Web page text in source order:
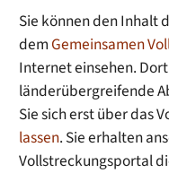
Sie können den Inhalt
dem Gemeinsamen
Internet einsehen.
länderübergreifende
Sie sich erst über das
lassen. Sie erhalten
Vollstreckungsportal